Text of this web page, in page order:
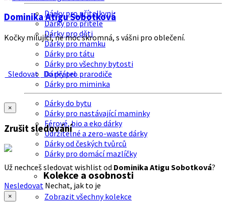
Dárky pro přítelkyni
Dárky pro přítele
Dárky pro děti
Dárky pro mamku
Dárky pro tátu
Dárky pro všechny bytosti
Dárky pro prarodiče
Dárky pro miminka
Dárky do bytu
Dárky pro nastávající maminky
Férové, bio a eko dárky
Udržitelné a zero-waste dárky
Dárky od českých tvůrců
Dárky pro domácí mazlíčky
Kolekce a osobnosti
Zobrazit všechny kolekce
Dominika Atigu Sobotková
Kočky milující, ne moc skromná, s vášni pro oblečení.
Sledovat Do přátel
×
Zrušit sledování
Už nechceš sledovat wishlist od Dominika Atigu Sobotková?
Nesledovat Nechat, jak to je
×